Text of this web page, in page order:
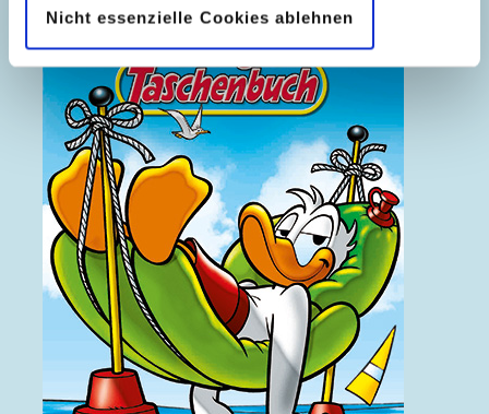
Nicht essenzielle Cookies ablehnen